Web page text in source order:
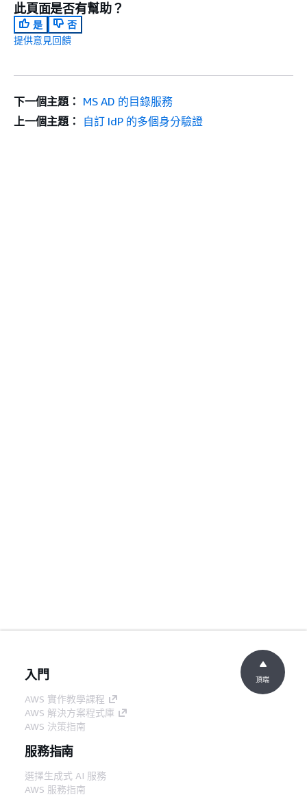
此頁面是否有幫助？
是
否
提供意見回饋
下一個主題： MS AD 的目錄服務
上一個主題：
自訂 IdP 的多個身分驗證
入門
AWS 實作教學課程
AWS 解決方案程式庫
AWS 決策指南
服務指南
選擇生成式 AI 服務
AWS 服務指南
頂端